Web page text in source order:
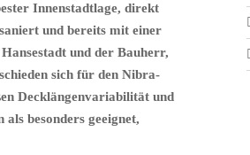
Innenstadtlage, direkt
und bereits mit einer
und der Bauherr,
sich für den Nibra-
Decklängenvariabilität und
besonders geeignet,